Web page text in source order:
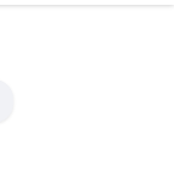
δομών
δομών